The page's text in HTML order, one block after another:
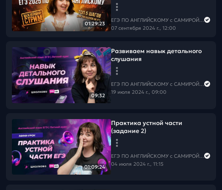
01:29:23
ТВОЕЙ ЖИЗНИ
ЕГЭ ПО АНГЛИЙСКОМУ с САМИРОЙ COOLешовой
07 сентября 2024 г., 12:00
09:32
Развиваем навык детального
слушания
ЕГЭ ПО АНГЛИЙСКОМУ с САМИРОЙ COOLешовой
19 июля 2024 г., 09:00
01:09:24
Практика устной части
(задание 2)
ЕГЭ ПО АНГЛИЙСКОМУ с САМИРОЙ COOLешовой
04 июля 2024 г., 11:15